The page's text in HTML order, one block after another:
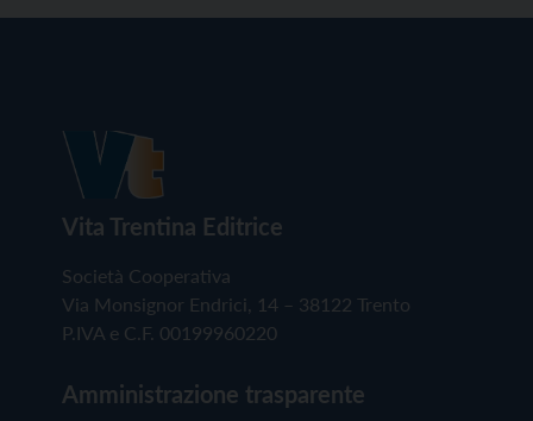
Vita Trentina Editrice
Società Cooperativa
Via Monsignor Endrici, 14 – 38122 Trento
P.IVA e C.F. 00199960220
Amministrazione trasparente